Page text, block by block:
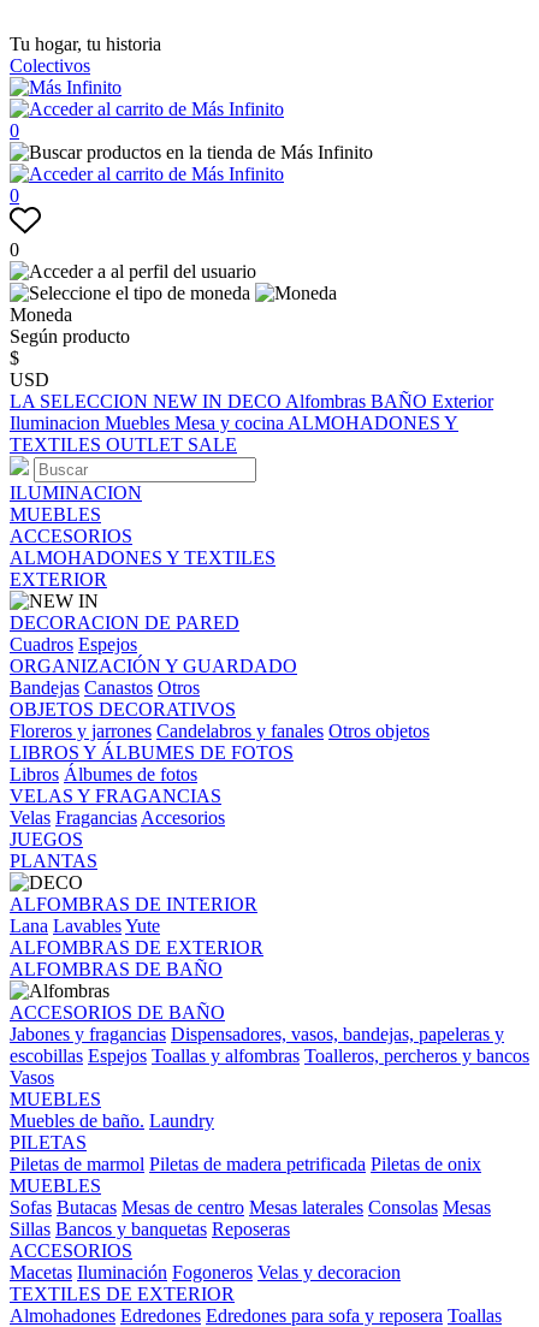
Tu hogar, tu historia
Colectivos
0
0
0
Moneda
Según producto
$
USD
LA SELECCION NEW IN DECO Alfombras BAÑO Exterior
Iluminacion Muebles Mesa y cocina ALMOHADONES Y
TEXTILES OUTLET SALE
ILUMINACION
MUEBLES
ACCESORIOS
ALMOHADONES Y TEXTILES
EXTERIOR
DECORACION DE PARED
Cuadros Espejos
ORGANIZACIÓN Y GUARDADO
Bandejas Canastos Otros
OBJETOS DECORATIVOS
Floreros y jarrones Candelabros y fanales Otros objetos
LIBROS Y ÁLBUMES DE FOTOS
Libros Álbumes de fotos
VELAS Y FRAGANCIAS
Velas Fragancias Accesorios
JUEGOS
PLANTAS
ALFOMBRAS DE INTERIOR
Lana LavablesYute
ALFOMBRAS DE EXTERIOR
ALFOMBRAS DE BAÑO
ACCESORIOS DE BAÑO
Jabones y fragancias Dispensadores, vasos, bandejas, papeleras y
escobillas Espejos Toallas y alfombras Toalleros, percheros y bancos
Vasos
MUEBLES
Muebles de baño. Laundry
PILETAS
Piletas de marmol Piletas de madera petrificada Piletas de onix
MUEBLES
Sofas Butacas Mesas de centro Mesas laterales Consolas Mesas
Sillas Bancos y banquetas Reposeras
ACCESORIOS
Macetas Iluminación Fogoneros Velas y decoracion
TEXTILES DE EXTERIOR
Almohadones Edredones Edredones para sofa y reposera Toallas